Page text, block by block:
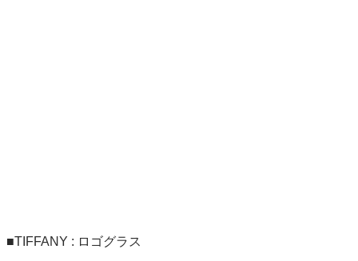
■TIFFANY : ロゴグラス